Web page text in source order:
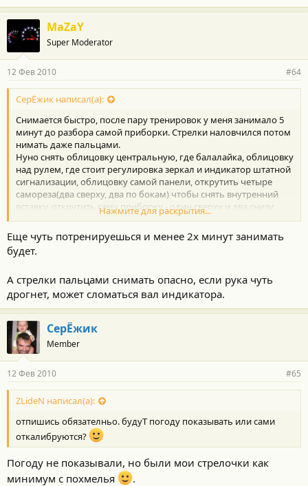
MaZaY
Super Moderator
12 Фев 2010 #64
СерЁжик написал(а):
Снимается быстро, после пару тренировок у меня занимало 5
минут до разбора самой приборки. Стрелки наловчился потом
нимать даже пальцами.
Нуно снять облицовку центральную, где балалайка, облицовку
над рулем, где стоит регулировка зеркал и индикатор штатной
сигнализации, облицовку самой панели, открутить четыре
самореза(два сверху, два по бокам) чтобы снять внутренний
вставку, открутить саму приборку - один сверху и два снизу
самореза. Достать собственно.
Нажмите для раскрытия...
Еще чуть потренируешься и менее 2х минут занимать
будет.
А стрелки пальцами снимать опасно, если рука чуть
дрогнет, может сломаться вал индикатора.
СерЁжик
Member
12 Фев 2010 #65
ZLideN написал(а):
отпишись обязателньо. будуТ погоду показывать или сами
откалибруются?
Погоду не показывали, но были мои стрелочки как
минимум с похмелья
.